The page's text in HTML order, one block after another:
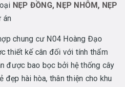
NẸP ĐỒNG, NẸP NHÔM, NẸP
án
chung cư N04 Hoàng Đạo
thiết kế cân đối với tính thẩm
được bao bọc bởi hệ thống cây
đẹp hài hòa, thân thiện cho khu